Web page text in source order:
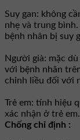
Suy gan: không
nhẹ và trung
bệnh nhân bị suy
Người già: mặc
với bệnh nhân
chỉnh liều đối với
Trẻ em: tính hiệu
xác nhận ở trẻ em.
Chống chỉ định :